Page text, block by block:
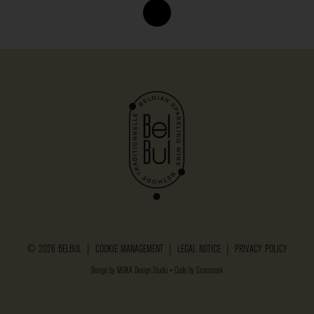
© 2026 BELBUL | COOKIE MANAGEMENT LEGAL NOTICE PRIVACY POLICY
Design by MOKA Design Studio • Code by Crossmark